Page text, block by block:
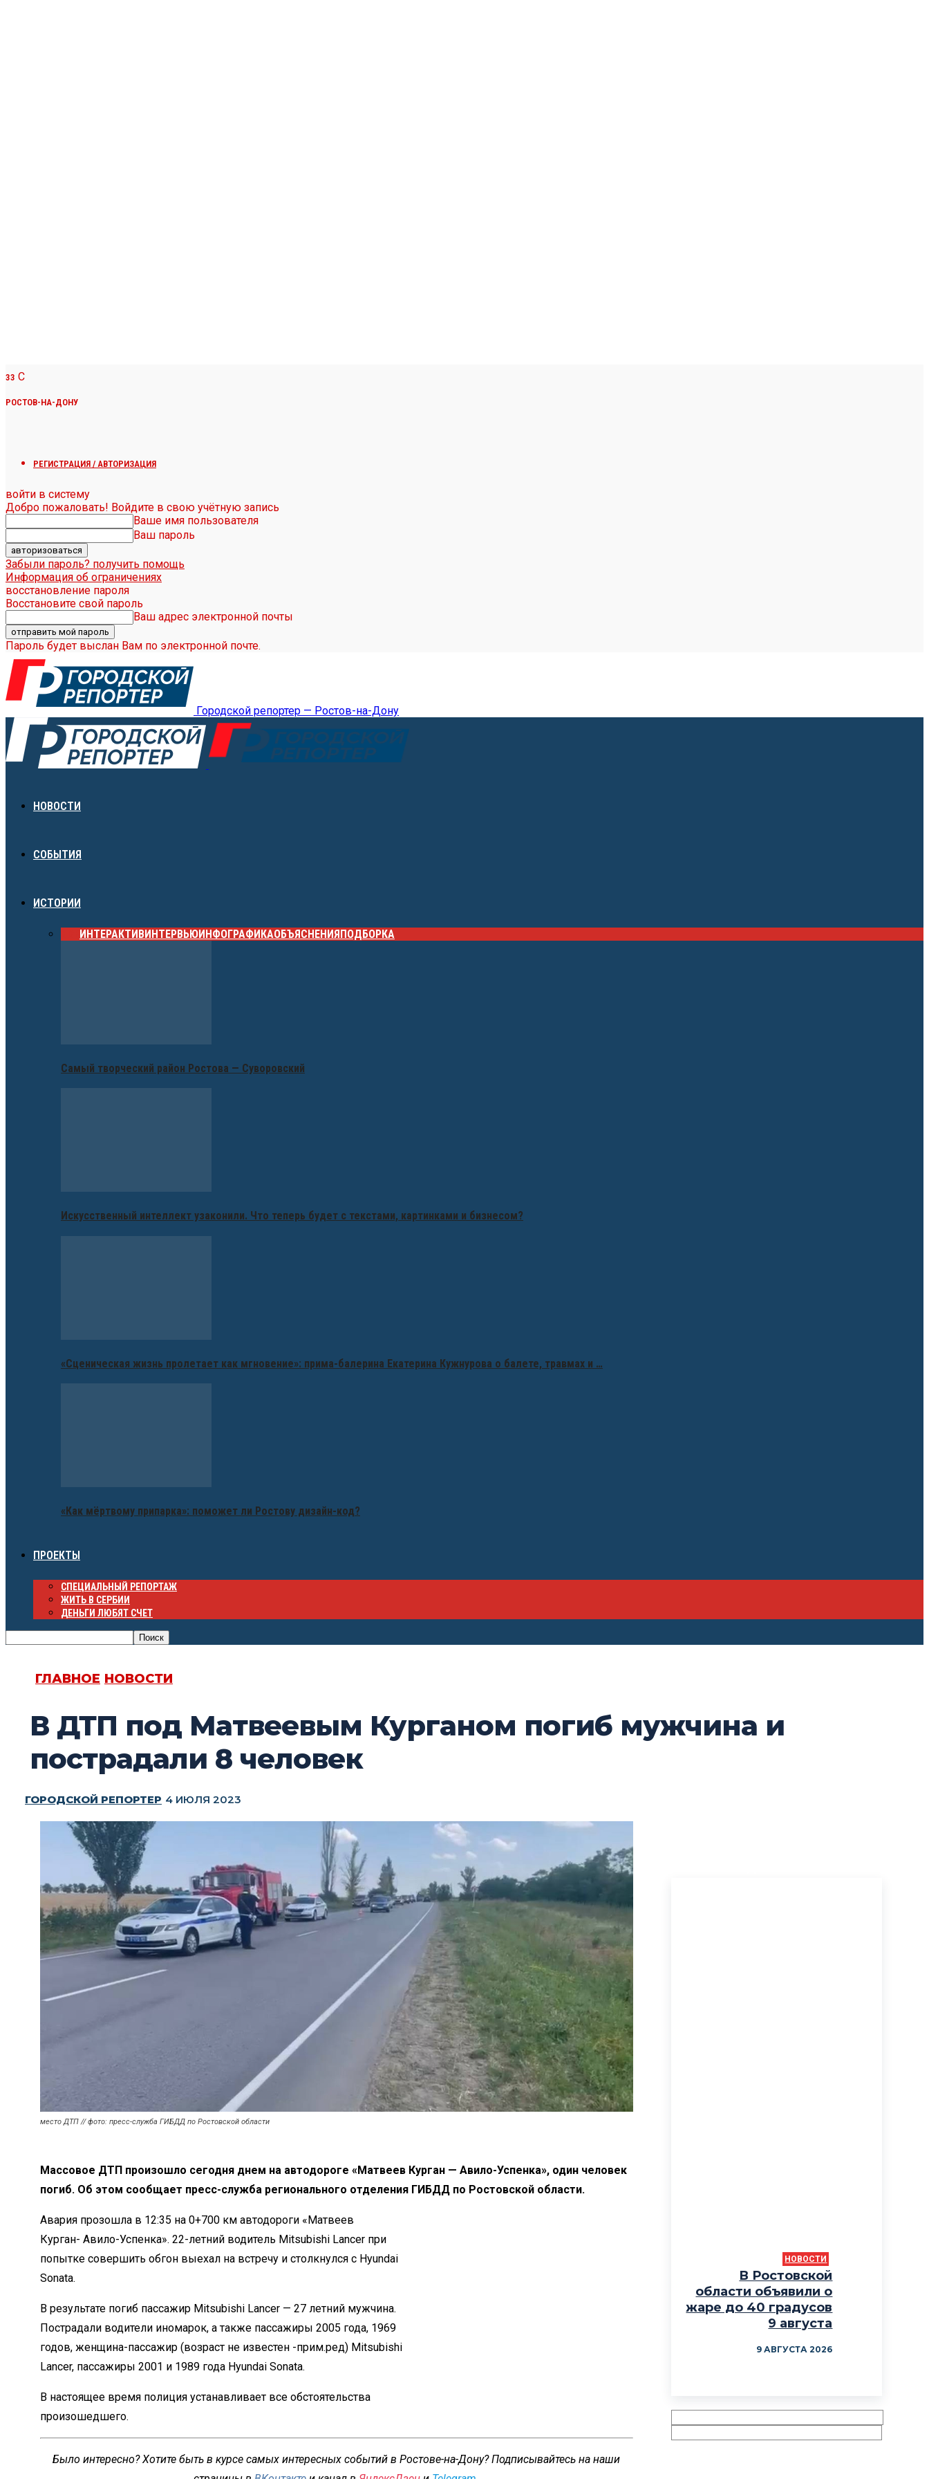
33 C
РОСТОВ-НА-ДОНУ
РЕГИСТРАЦИЯ / АВТОРИЗАЦИЯ
войти в систему
Добро пожаловать! Войдите в свою учётную запись
Ваше имя пользователя
Ваш пароль
Забыли пароль? получить помощь
Информация об ограничениях
восстановление пароля
Восстановите свой пароль
Ваш адрес электронной почты
Пароль будет выслан Вам по электронной почте.
Городской репортер — Ростов-на-Дону
НОВОСТИ
СОБЫТИЯ
ИСТОРИИ
ИНТЕРАКТИВИНТЕРВЬЮИНФОГРАФИКАОБЪЯСНЕНИЯПОДБОРКА
Самый творческий район Ростова — Суворовский
Искусственный интеллект узаконили. Что теперь будет с текстами, картинками и бизнесом?
«Сценическая жизнь пролетает как мгновение»: прима-балерина Екатерина Кужнурова о балете, травмах и …
«Как мёртвому припарка»: поможет ли Ростову дизайн-код?
ПРОЕКТЫ
СПЕЦИАЛЬНЫЙ РЕПОРТАЖ
ЖИТЬ В СЕРБИИ
ДЕНЬГИ ЛЮБЯТ СЧЕТ
ГЛАВНОЕ НОВОСТИ
В ДТП под Матвеевым Курганом погиб мужчина и
пострадали 8 человек
ГОРОДСКОЙ РЕПОРТЕР 4 ИЮЛЯ 2023
место ДТП // фото: пресс-служба ГИБДД по Ростовской области
Массовое ДТП произошло сегодня днем на автодороге «Матвеев Курган — Авило-Успенка», один человек
погиб. Об этом сообщает пресс-служба регионального отделения ГИБДД по Ростовской области.
Авария прозошла в 12:35 на 0+700 км автодороги «Матвеев
Курган- Авило-Успенка». 22-летний водитель Mitsubishi Lancer при
попытке совершить обгон выехал на встречу и столкнулся с Hyundai
Sonata.
В результате погиб пассажир Mitsubishi Lancer — 27 летний мужчина.
Пострадали водители иномарок, а также пассажиры 2005 года, 1969
годов, женщина-пассажир (возраст не известен -прим.ред) Mitsubishi
Lancer, пассажиры 2001 и 1989 года Hyundai Sonata.
В настоящее время полиция устанавливает все обстоятельства
произошедшего.
Было интересно? Хотите быть в курсе самых интересных событий в Ростове-на-Дону? Подписывайтесь на наши
НОВОСТИ
В Ростовской
области объявили о
жаре до 40 градусов
9 августа
9 АВГУСТА 2026